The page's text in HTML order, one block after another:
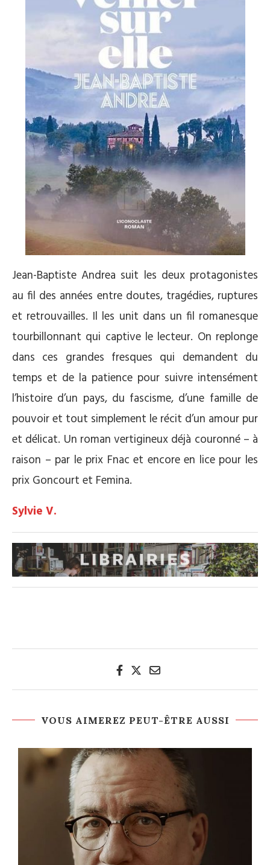
Jean-Baptiste Andrea suit les deux protagonistes
au fil des années entre doutes, tragédies, ruptures
et retrouvailles. Il les unit dans un fil romanesque
tourbillonnant qui captive le lecteur. On replonge
dans ces grandes fresques qui demandent du
temps et de la patience pour suivre intensément
l’histoire d’un pays, du fascisme, d’une famille de
pouvoir et tout simplement le récit d’un amour pur
et délicat. Un roman vertigineux déjà couronné – à
raison – par le prix Fnac et encore en lice pour les
prix Goncourt et Femina.
Sylvie V.
VOUS AIMEREZ PEUT-ÊTRE AUSSI